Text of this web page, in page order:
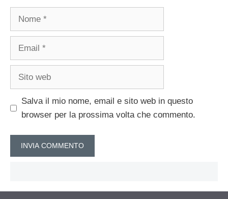
Nome
Email
Sito
Salva il mio nome, email e sito web in questo
browser per la prossima volta che commento.